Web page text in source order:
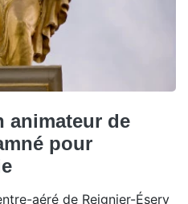
animateur de
pour
aéré de Reignier-Ésery